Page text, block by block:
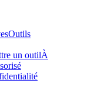
Outils
un outilÀ